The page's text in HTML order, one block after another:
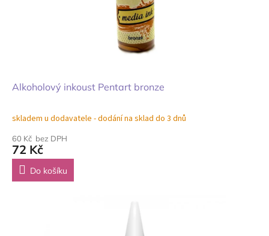
Alkoholový inkoust Pentart bronze
skladem u dodavatele - dodání na sklad do 3 dnů
60 Kč bez DPH
72 Kč
Do košíku